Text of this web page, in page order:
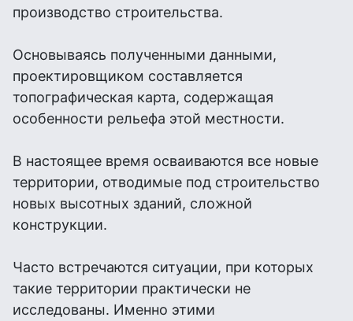
производство строительства.
Основываясь полученными данными,
проектировщиком составляется
топографическая карта, содержащая
особенности рельефа этой местности.
В настоящее время осваиваются все новые
территории, отводимые под строительство
новых высотных зданий, сложной
конструкции.
Часто встречаются ситуации, при которых
такие территории практически не
исследованы. Именно этими